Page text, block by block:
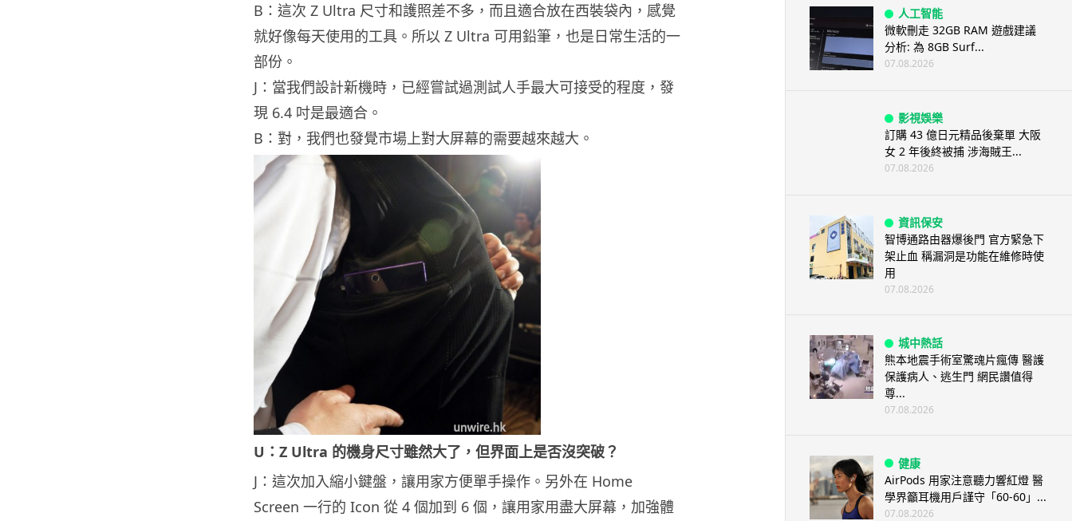
B：這次 Z Ultra 尺寸和護照差不多，而且適合放在西裝袋內，感覺
就好像每天使用的工具。所以 Z Ultra 可用鉛筆，也是日常生活的一
部份。
J：當我們設計新機時，已經嘗試過測試人手最大可接受的程度，發
現 6.4 吋是最適合。
B：對，我們也發覺市場上對大屏幕的需要越來越大。
U：Z Ultra 的機身尺寸雖然大了，但界面上是否沒突破？
J：這次加入縮小鍵盤，讓用家方便單手操作。另外在 Home
Screen 一行的 Icon 從 4 個加到 6 個，讓用家用盡大屏幕，加強體
人工智能
微軟刪走 32GB RAM 遊戲建議
分析: 為 8GB Surf...
07.08.2026
影視娛樂
訂購 43 億日元精品後棄單 大阪
女 2 年後終被捕 涉海賊王...
07.08.2026
資訊保安
智博通路由器爆後門 官方緊急下
架止血 稱漏洞是功能在維修時使
用
07.08.2026
城中熱話
熊本地震手術室驚魂片瘋傳 醫護
保護病人、逃生門 網民讚值得
尊...
07.08.2026
健康
AirPods 用家注意聽力響紅燈 醫
學界籲耳機用戶謹守「60-60」...
07.08.2026